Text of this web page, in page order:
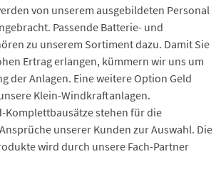
von unserem ausgebildeten Personal
Passende Batterie- und
zu unserem Sortiment dazu. Damit Sie
Ertrag erlangen, kümmern wir uns um
der Anlagen. Eine weitere Option Geld
Klein-Windkraftanlagen.
Komplettbausätze stehen für die
unserer Kunden zur Auswahl. Die
wird durch unsere Fach-Partner